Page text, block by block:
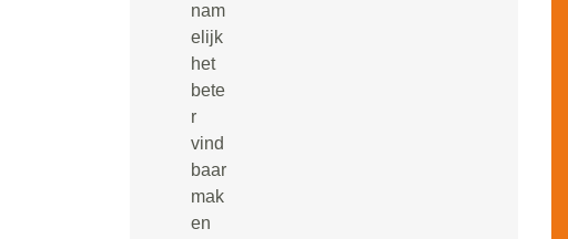
nam
elijk
het
bete
r
vind
baar
mak
en